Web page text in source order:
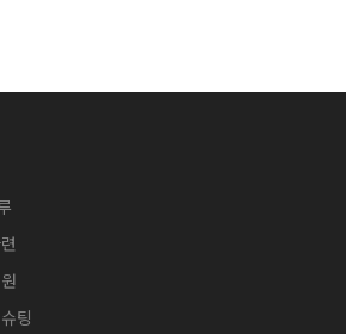
팅